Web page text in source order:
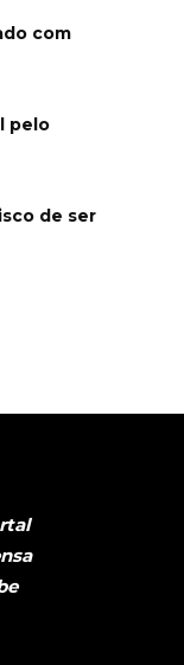
com
pelo
de ser